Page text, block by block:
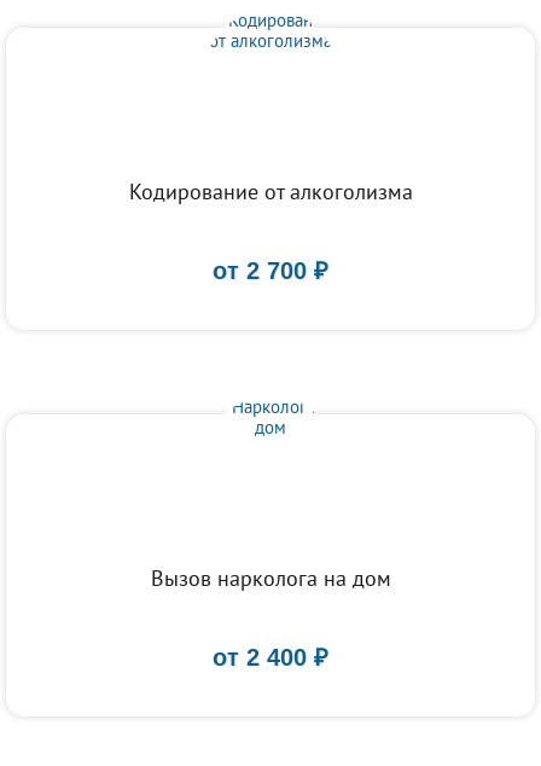
Кодирование от алкоголизма
от 2 700 ₽
Вызов нарколога на дом
от 2 400 ₽